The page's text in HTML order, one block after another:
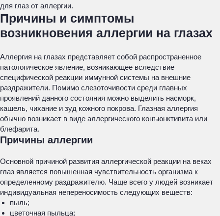
для глаз от аллергии.
Причины и симптомы
возникновения аллергии на глазах
Аллергия на глазах представляет собой распространенное
патологическое явление, возникающее вследствие
специфической реакции иммунной системы на внешние
раздражители. Помимо слезоточивости среди главных
проявлений данного состояния можно выделить насморк,
кашель, чихание и зуд кожного покрова. Глазная аллергия
обычно возникает в виде аллергического конъюнктивита или
блефарита.
Причины аллергии
Основной причиной развития аллергической реакции на веках
глаз является повышенная чувствительность организма к
определенному раздражителю. Чаще всего у людей возникает
индивидуальная непереносимость следующих веществ:
пыль;
цветочная пыльца;